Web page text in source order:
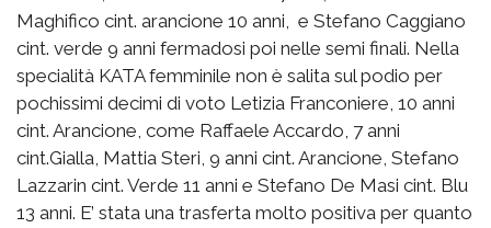
Maghifico cint. arancione 10 anni, e Stefano Caggiano
cint. verde 9 anni fermadosi poi nelle semi finali. Nella
specialità KATA femminile non è salita sul podio per
pochissimi decimi di voto Letizia Franconiere, 10 anni
cint. Arancione, come Raffaele Accardo, 7 anni
cint.Gialla, Mattia Steri, 9 anni cint. Arancione, Stefano
Lazzarin cint. Verde 11 anni e Stefano De Masi cint. Blu
13 anni. E’ stata una trasferta molto positiva per quanto